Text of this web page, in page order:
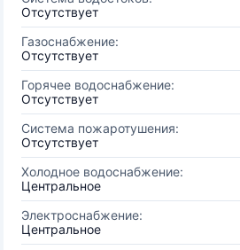
Отсутствует
Газоснабжение:
Отсутствует
Горячее водоснабжение:
Отсутствует
Система пожаротушения:
Отсутствует
Холодное водоснабжение:
Центральное
Электроснабжение:
Центральное